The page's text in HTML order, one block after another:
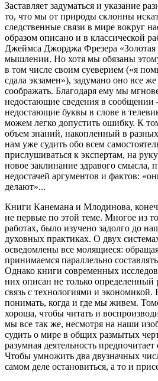
Заставляет задуматься и указание
то, что мы от природы склонны
следственные связи в мире вокруг
образом описано и в классической
Джеймса Джорджа Фрезера «Золотая
мышлении. Но хотя мы обязаны
в том числе своим суеверием («я
сдала экзамен»), задумано оно все
соображать. Благодаря ему мы
недостающие сведения в сообщении
недостающие буквы в слове в
можем легко допустить ошибку. К
объем знаний, накопленный в разных
нам уже судить обо всем
прислушиваться к экспертам, на
новое заклинание здравого
недостачей аргументов и фактов:
делают»...
Книги Канемана и Млодинова,
не первые по этой теме. Многое из
работах, было изучено задолго до
духовных практиках. О двух
осведомлены все молящиеся:
принимаемся параллельно
Однако книги современных
них описан не только определенный
связь с технологиями и
понимать, когда и где мы живем.
хороша, чтобы читать и
мы все так же, несмотря на наши
судить о мире в общих размытых
разумная деятельность
Чтобы умножить два двузначных
самом деле остановиться, а то и